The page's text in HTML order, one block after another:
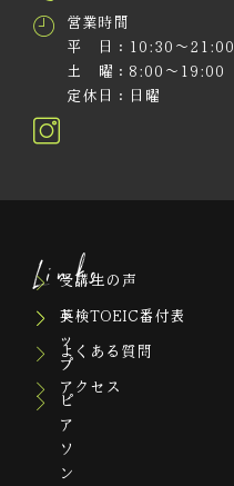
営業時間
平 日：10:30～21:00
土 曜：8:00～19:00
定休日：日曜
Links
ト
ッ
プ
ピ
ア
ソ
ン
受講生の声
英検TOEIC番付表
よくある質問
アクセス